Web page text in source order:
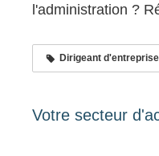
l'administration ?
Dirigeant d'entreprise
Votre secteur